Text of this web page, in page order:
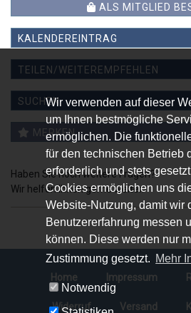
Wir verwenden auf dieser
um Ihnen bestmögliche
ermöglichen. Die
für den technischen Betrieb
erforderlich und stets
Cookies ermöglichen uns
Website-Nutzung, damit wir
Benutzererfahrung messen
können. Diese werden nur
Zustimmung gesetzt. Mehr
Notwendig
ALS MITGLIED
KALENDEREINTRAG
TEILEN/WEITEREMPFEHLEN
WEITEREMPFEHLEN
SUCHEN
MERKEN
Haben Sie noch weitere Fragen?
Wir helfen Ihnen gerne weiter.
Home Impressum
Widerruf Versand